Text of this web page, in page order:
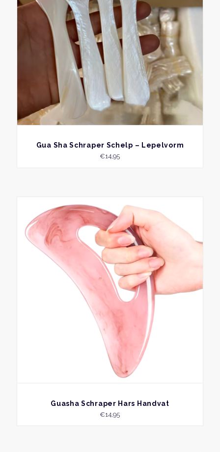
BEKIJK
Gua Sha Schraper Schelp – Lepelvorm
€14,95
BEKIJK
Guasha Schraper Hars Handvat
€14,95